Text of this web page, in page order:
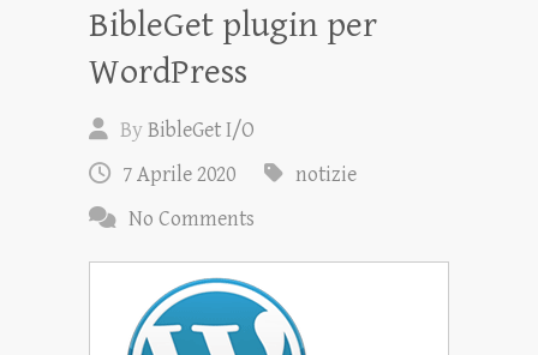
BibleGet plugin per
WordPress
ByBibleGet I/O
7 Aprile 2020
notizie
No Comments